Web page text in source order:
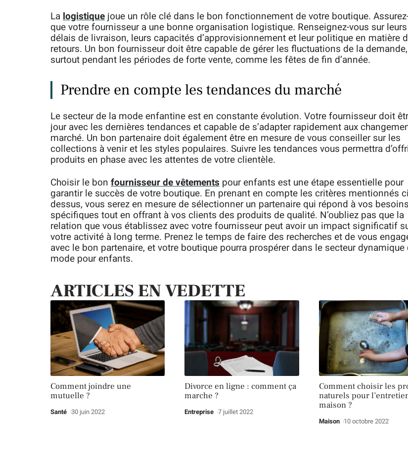
Lalogistique joue un rôle clé dans le bon fonctionnement de votre boutique.
que votre fournisseur a une bonne organisation logistique. Renseignez-vous sur leurs
délais de livraison, leurs capacités d’approvisionnement et leur politique en matière
retours. Un bon fournisseur doit être capable de gérer les fluctuations de la demande,
surtout pendant les périodes de forte vente, comme les fêtes de fin d’année.
Prendre en compte les tendances du marché
Le secteur de la mode enfantine est en constante évolution. Votre fournisseur doit
jour avec les dernières tendances et capable de s’adapter rapidement aux
marché. Un bon partenaire doit également être en mesure de vous conseiller sur les
collections à venir et les styles populaires. Suivre les tendances vous permettra
produits en phase avec les attentes de votre clientèle.
Choisir le bon fournisseur de vêtements pour enfants est une étape essentielle pour
garantir le succès de votre boutique. En prenant en compte les critères mentionnés
dessus, vous serez en mesure de sélectionner un partenaire qui répond à vos besoins
spécifiques tout en offrant à vos clients des produits de qualité. N’oubliez pas que la
relation que vous établissez avec votre fournisseur peut avoir un impact significatif
votre activité à long terme. Prenez le temps de faire des recherches et de vous
avec le bon partenaire, et votre boutique pourra prospérer dans le secteur dynamique
mode pour enfants.
ARTICLES EN VEDETTE
Comment joindre une
mutuelle ?
Santé 30 juin 2022
Divorce en ligne : comment ça
marche ?
Entreprise 7 juillet 2022
Comment choisir les
naturels pour
maison ?
Maison 10 octobre 2022